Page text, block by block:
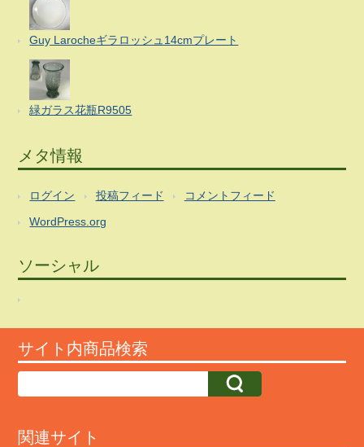
Guy Larocheギラロッシュ14cmプレート
緑ガラス花瓶R9505
メタ情報
ログイン 投稿フィード コメントフィード
WordPress.org
ソーシャル
サイト内商品検索
関連サイト